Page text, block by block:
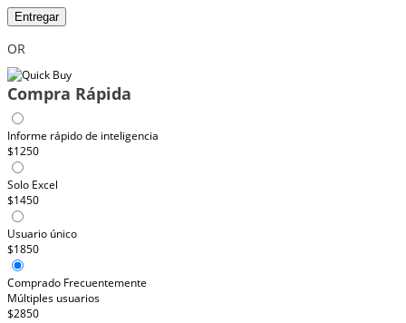
Entregar
OR
Compra Rápida
Informe rápido de inteligencia
$1250
Solo Excel
$1450
Usuario único
$1850
Comprado Frecuentemente
Múltiples usuarios
$2850